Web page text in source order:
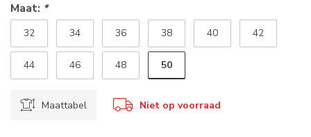
Maat: *
32 34 36 38 40 42
44 46 48 50
Maattabel Niet op voorraad